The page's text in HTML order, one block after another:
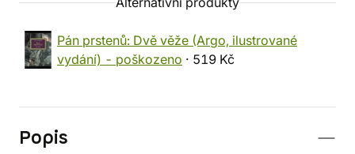
Pán prstenů: Dvě věže (Argo, ilustrované
vydání) - poškozeno · 519 Kč
Popis